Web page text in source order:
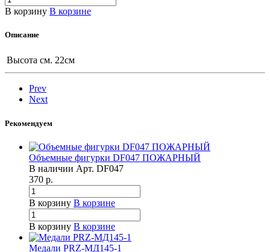
В корзину В корзине
Описание
Высота см. 22см
Prev
Next
Рекомендуем
Объемные фигурки DF047 ПОЖАРНЫЙ
В наличии Арт. DF047
370 р.
В корзину В корзине
В корзину В корзине
Медали PRZ-МД145-1